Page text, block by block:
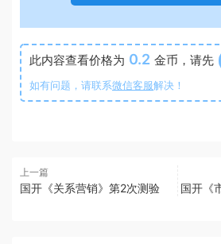
此内容查看价格为 0.2 金币，请先
如有问题，请联系微信客服解决！
上一篇
国开《关系营销》第2次测验
国开《